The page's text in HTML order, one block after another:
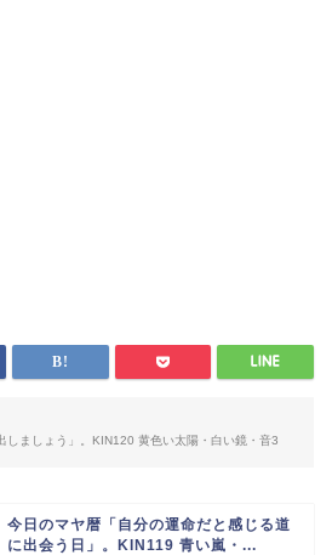
しましょう」。KIN120 黄色い太陽・白い鏡・音3
今日のマヤ暦「自分の運命だと感じる道
に出会う日」。KIN119 青い嵐・...